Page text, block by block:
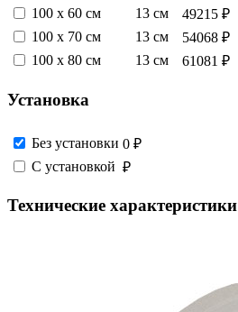
100 х 60 см
13 см
49215 ₽
100 х 70 см
13 см
54068 ₽
100 х 80 см
13 см 61081 ₽
Установка
Без установки 0 ₽
С установкой ₽
Технические характеристики